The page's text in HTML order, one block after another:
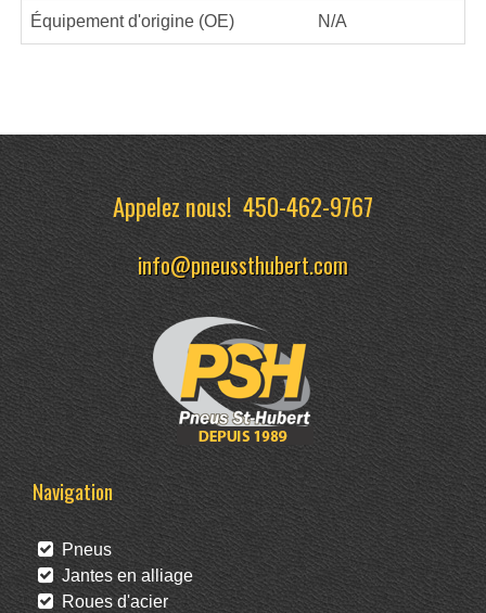
Équipement d'origine (OE) N/A
Appelez nous!450-462-9767
info@pneussthubert.com
Navigation
Pneus
Jantes en alliage
Roues d'acier